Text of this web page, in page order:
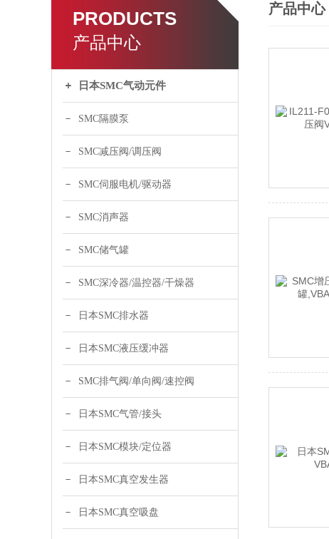
PRODUCTS
产品中心
日本SMC气动元件
SMC隔膜泵
SMC减压阀/调压阀
SMC伺服电机/驱动器
SMC消声器
SMC储气罐
SMC深冷器/温控器/干燥器
日本SMC排水器
日本SMC液压缓冲器
SMC排气阀/单向阀/速控阀
日本SMC气管/接头
日本SMC模块/定位器
日本SMC真空发生器
日本SMC真空吸盘
产品中心